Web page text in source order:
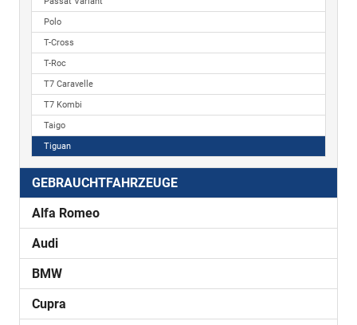
Polo
T-Cross
T-Roc
T7 Caravelle
T7 Kombi
Taigo
Tiguan
GEBRAUCHTFAHRZEUGE
Alfa Romeo
Audi
BMW
Cupra